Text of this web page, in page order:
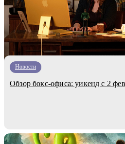
Новости
Обзор бокс-офиса: уикенд с 2